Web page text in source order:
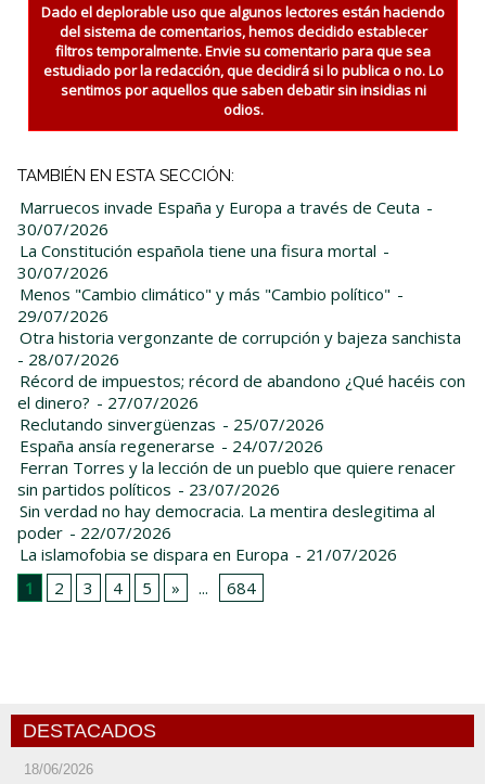
Dado el deplorable uso que algunos lectores están haciendo
del sistema de comentarios, hemos decidido establecer
filtros temporalmente. Envie su comentario para que sea
estudiado por la redacción, que decidirá si lo publica o no. Lo
sentimos por aquellos que saben debatir sin insidias ni
odios.
TAMBIÉN EN ESTA SECCIÓN:
Marruecos invade España y Europa a través de Ceuta -
30/07/2026
La Constitución española tiene una fisura mortal -
30/07/2026
Menos "Cambio climático" y más "Cambio político" -
29/07/2026
Otra historia vergonzante de corrupción y bajeza sanchista
- 28/07/2026
Récord de impuestos; récord de abandono ¿Qué hacéis con
el dinero? - 27/07/2026
Reclutando sinvergüenzas - 25/07/2026
España ansía regenerarse - 24/07/2026
Ferran Torres y la lección de un pueblo que quiere renacer
sin partidos políticos - 23/07/2026
Sin verdad no hay democracia. La mentira deslegitima al
poder - 22/07/2026
La islamofobia se dispara en Europa - 21/07/2026
1
2 3 4 5 » ... 684
DESTACADOS
18/06/2026